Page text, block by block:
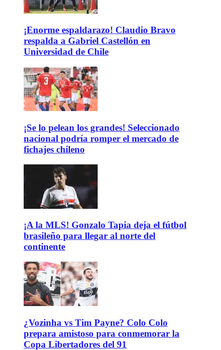
¡Enorme espaldarazo! Claudio Bravo
respalda a Gabriel Castellón en
Universidad de Chile
¡Se lo pelean los grandes! Seleccionado
nacional podría romper el mercado de
fichajes chileno
¡A la MLS! Gonzalo Tapia deja el fútbol
brasileño para llegar al norte del
continente
¿Vozinha vs Tim Payne? Colo Colo
prepara amistoso para conmemorar la
Copa Libertadores del 91